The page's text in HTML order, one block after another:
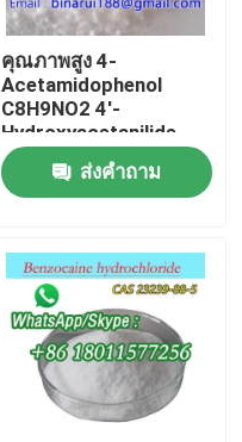
คุณภาพสูง 4-
Acetamidophenol
C8H9NO2 4'-
Hydroxyacetanilide
CAS 103-90-2
ส่งคำถาม